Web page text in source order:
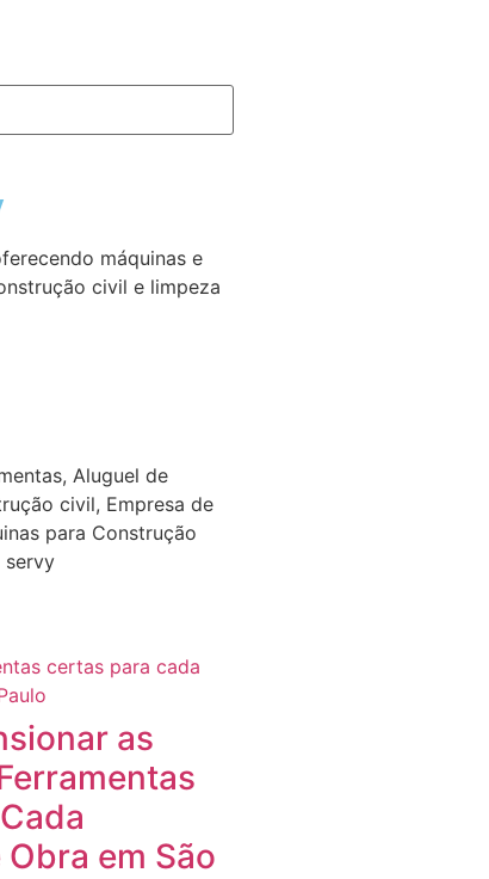
máquinas e
civil e limpeza
, Aluguel de
civil, Empresa de
para Construção
servy
as
em São